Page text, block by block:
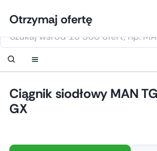
do
treści
Ciągnik siodłowy MAN
GX
Zaloguj się
Ustaw powiadomienie
Niniejsza strona korzysta z plików
Skontaktuj się z nami
Zamówić oddzwonienie
Otrzymaj ofertę
Ustaw powiadomienie